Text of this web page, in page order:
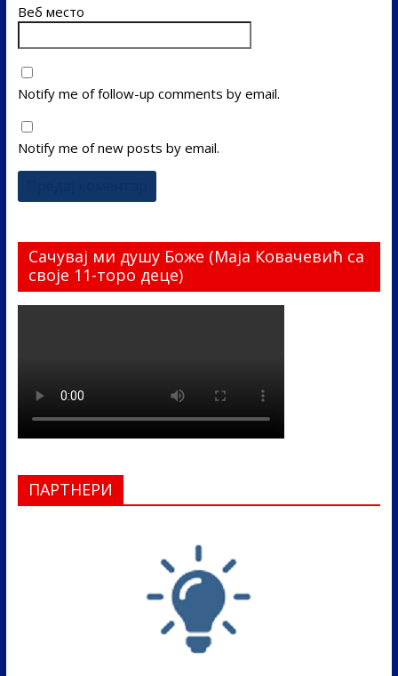
Веб место
Notify me of follow-up comments by email.
Notify me of new posts by email.
Сачувај ми душу Боже (Маја Ковачевић са
своје 11-торо деце)
ПАРТНЕРИ